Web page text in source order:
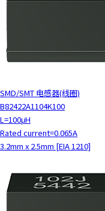
SMD/SMT 电感器(线圈)
B82422A1104K100
L=100μH
Rated current=0.065A
3.2mm x 2.5mm [EIA 1210]